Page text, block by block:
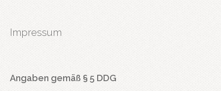
Impressum
Angaben gemäß § 5 DDG